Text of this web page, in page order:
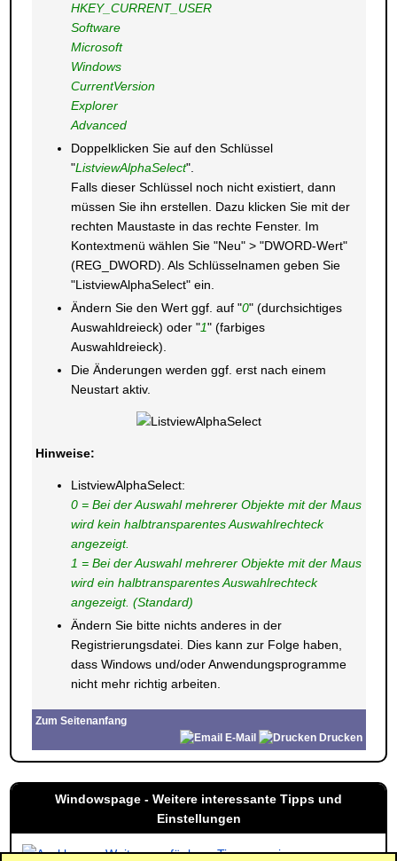
HKEY_CURRENT_USER
Software
Microsoft
Windows
CurrentVersion
Explorer
Advanced
Doppelklicken Sie auf den Schlüssel
"ListviewAlphaSelect".
Falls dieser Schlüssel noch nicht existiert, dann
müssen Sie ihn erstellen. Dazu klicken Sie mit der
rechten Maustaste in das rechte Fenster. Im
Kontextmenü wählen Sie "Neu" > "DWORD-Wert"
(REG_DWORD). Als Schlüsselnamen geben Sie
"ListviewAlphaSelect" ein.
Ändern Sie den Wert ggf. auf "0" (durchsichtiges
Auswahldreieck) oder "1" (farbiges
Auswahldreieck).
Die Änderungen werden ggf. erst nach einem
Neustart aktiv.
Hinweise:
ListviewAlphaSelect:
0 = Bei der Auswahl mehrerer Objekte mit der Maus
wird kein halbtransparentes Auswahlrechteck
angezeigt.
1 = Bei der Auswahl mehrerer Objekte mit der Maus
wird ein halbtransparentes Auswahlrechteck
angezeigt. (Standard)
Ändern Sie bitte nichts anderes in der
Registrierungsdatei. Dies kann zur Folge haben,
dass Windows und/oder Anwendungsprogramme
nicht mehr richtig arbeiten.
Zum Seitenanfang
E-Mail
Drucken
Windowspage - Weitere interessante Tipps und
Einstellungen
Weitere verfügbare Tipps anzeigen